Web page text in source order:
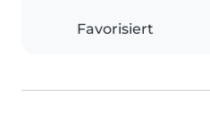
Favorisiert